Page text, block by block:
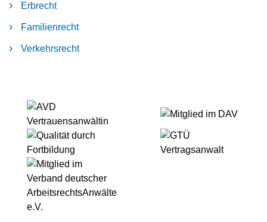
2021
Erbrecht
Familienrecht
Verkehrsrecht
AVD
Vertrauensanwältin
Mitglied
im
DAV
Qualität
durch
Fortbildung
GTÜ
Vertragsanwalt
vdaa